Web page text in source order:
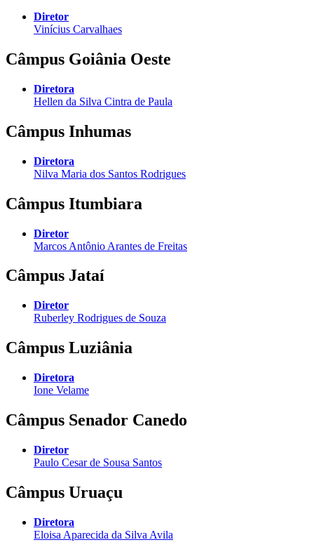
Diretor
Vinícius Carvalhaes
Câmpus Goiânia Oeste
Diretora
Hellen da Silva Cintra de Paula
Câmpus Inhumas
Diretora
Nilva Maria dos Santos Rodrigues
Câmpus Itumbiara
Diretor
Marcos Antônio Arantes de Freitas
Câmpus Jataí
Diretor
Ruberley Rodrigues de Souza
Câmpus Luziânia
Diretora
Ione Velame
Câmpus Senador Canedo
Diretor
Paulo Cesar de Sousa Santos
Câmpus Uruaçu
Diretora
Eloisa Aparecida da Silva Avila